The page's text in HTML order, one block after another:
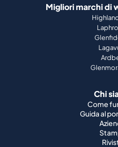
Migliori marchi di
Chi
Come
Guida al